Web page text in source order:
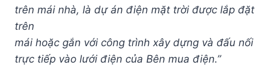
trên mái nhà, là dự án điện mặt trời được lắp đặt
trên
mái hoặc gắn với công trình xây dựng và đấu nối
trực tiếp vào lưới điện của Bên mua điện.”